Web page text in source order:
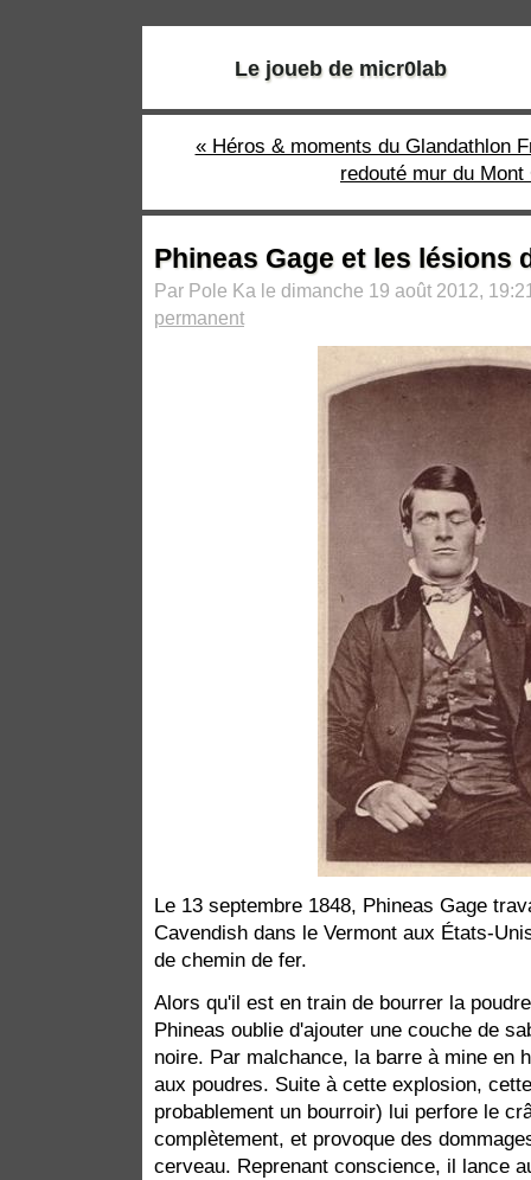
Le joueb de micr0lab
« Héros & moments du Glandathlon
redouté mur du
Phineas Gage et les lésions
Par Pole Ka le dimanche 19 août 2012,
permanent
Le 13 septembre 1848, Phineas Gage
Cavendish dans le Vermont aux États-
de chemin de fer.
Alors qu'il est en train de bourrer la
Phineas oublie d'ajouter une couche de
noire. Par malchance, la barre à mine en
aux poudres. Suite à cette explosion,
probablement un bourroir) lui perfore le
complètement, et provoque des
cerveau. Reprenant conscience, il lance